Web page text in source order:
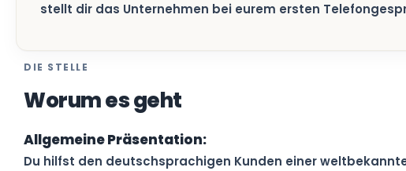
stellt dir das Unternehmen bei eurem ersten
DIE STELLE
Worum es geht
Allgemeine Präsentation:
Du hilfst den deutschsprachigen Kunden einer